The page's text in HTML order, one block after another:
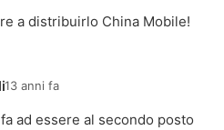
a distribuirlo China Mobile!
13 anni fa
ad essere al secondo posto